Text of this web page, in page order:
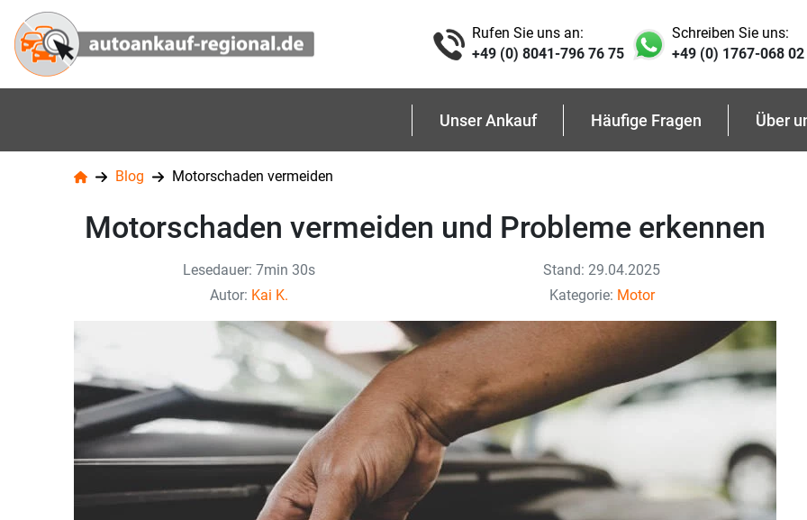
Rufen Sie uns an:
+49 (0) 8041-796 76 75
Schreiben Sie uns:
+49 (0) 1767-068 02
Unser Ankauf Häufige Fragen Über
Blog Motorschaden vermeiden
Motorschaden vermeiden und Probleme erkennen
Lesedauer: 7min 30s
Stand: 29.04.2025
Autor: Kai K. Kategorie: Motor